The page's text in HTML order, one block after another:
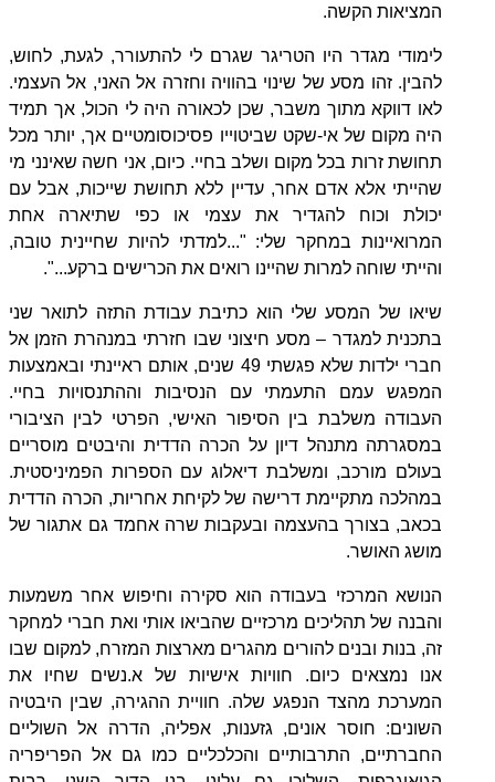
המציאות הקשה.
לימודי מגדר היו הטריגר שגרם לי להתעורר, לגעת, לחוש,
להבין. זהו מסע של שינוי בהוויה וחזרה אל האני, אל העצמי.
לאו דווקא מתוך משבר, שכן לכאורה היה לי הכול, אך תמיד
היה מקום של אי-שקט שביטוייו פסיכוסומטיים אך, יותר מכל
תחושת זרות בכל מקום ושלב בחיי. כיום, אני חשה שאינני מי
שהייתי אלא אדם אחר, עדיין ללא תחושת שייכות, אבל עם
יכולת וכוח להגדיר את עצמי או כפי שתיארה אחת
המרואיינות במחקר שלי: "...למדתי להיות שחיינית טובה,
והייתי שוחה למרות שהיינו רואים את הכרישים ברקע...".
שיאו של המסע שלי הוא כתיבת עבודת התזה לתואר שני
בתכנית למגדר – מסע חיצוני שבו חזרתי במנהרת הזמן אל
חברי ילדות שלא פגשתי 49 שנים, אותם ראיינתי ובאמצעות
המפגש עמם התעמתי עם הנסיבות וההתנסויות בחיי.
העבודה משלבת בין הסיפור האישי, הפרטי לבין הציבורי
במסגרתה מתנהל דיון על הכרה הדדית והיבטים מוסריים
בעולם מורכב, ומשלבת דיאלוג עם הספרות הפמיניסטית.
במהלכה מתקיימת דרישה של לקיחת אחריות, הכרה הדדית
בכאב, בצורך בהעצמה ובעקבות שרה אחמד גם אתגור של
מושג האושר.
הנושא המרכזי בעבודה הוא סקירה וחיפוש אחר משמעות
והבנה של תהליכים מרכזיים שהביאו אותי ואת חברי למחקר
זה, בנות ובנים להורים מהגרים מארצות המזרח, למקום שבו
אנו נמצאים כיום. חוויות אישיות של א.נשים שחיו את
המערכת מהצד הנפגע שלה. חוויית ההגירה, שבין היבטיה
השונים: חוסר אונים, גזענות, אפליה, הדרה אל השוליים
החברתיים, התרבותיים והכלכליים כמו גם אל הפריפריה